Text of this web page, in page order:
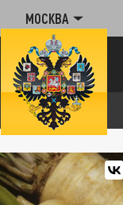
МОСКВА